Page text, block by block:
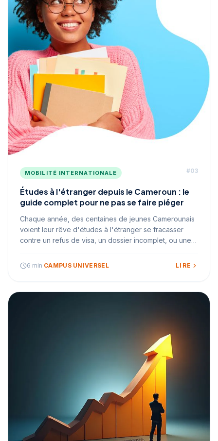
MOBILITÉ INTERNATIONALE #03
Études à l'étranger depuis le Cameroun : le
guide complet pour ne pas se faire piéger
Chaque année, des centaines de jeunes Camerounais
voient leur rêve d'études à l'étranger se fracasser
contre un refus de visa, un dossier incomplet, ou une
de protection — et d'action.
6 min CAMPUS UNIVERSEL LIRE